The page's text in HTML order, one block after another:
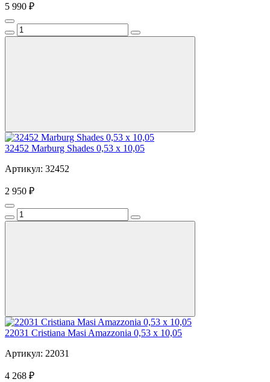
5 990 ₽
32452 Marburg Shades 0,53 х 10,05
Артикул: 32452
2 950 ₽
22031 Cristiana Masi Amazzonia 0,53 х 10,05
Артикул: 22031
4 268 ₽